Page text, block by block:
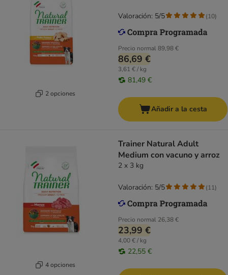
2 opciones
Precio normal89,98 €
86,69 €
3,61 € / kg
81,49 €
Valoración: 5/5 (10)
Añadir a la cesta
4 opciones
Trainer Natural Adult
Medium con vacuno y arroz
2 x 3 kg
Precio normal 26,38 €
23,99 €
4,00 € / kg
22,55 €
Valoración: 5/5 (11)